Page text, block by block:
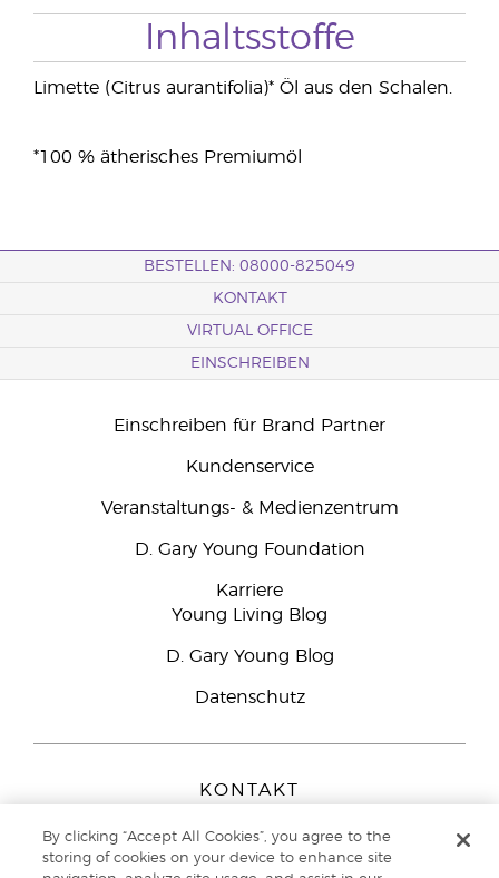
Inhaltsstoffe
Limette (Citrus aurantifolia)* Öl aus den Schalen.
*100 % ätherisches Premiumöl
BESTELLEN: 08000-825049
KONTAKT
VIRTUAL OFFICE
EINSCHREIBEN
Einschreiben für Brand Partner
Kundenservice
Veranstaltungs- & Medienzentrum
D. Gary Young Foundation
Karriere
Young Living Blog
D. Gary Young Blog
Datenschutz
KONTAKT
Peizerweg 97
9727 AJ Groningen
By clicking “Accept All Cookies”, you agree to the
storing of cookies on your device to enhance site